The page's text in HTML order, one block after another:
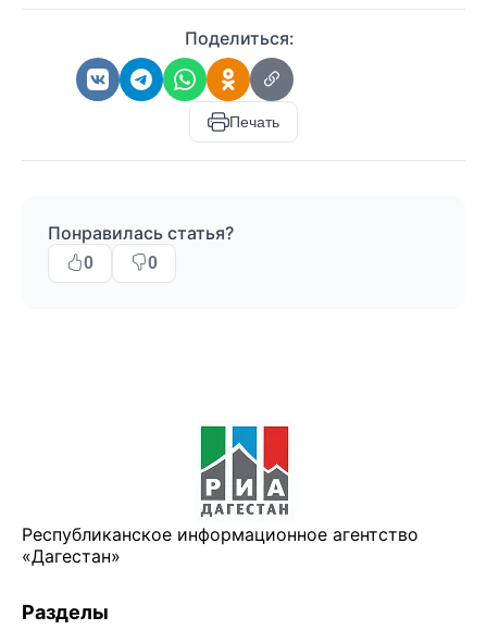
Поделиться:
Печать
Понравилась статья?
0 0
Республиканское информационное агентство
«Дагестан»
Разделы